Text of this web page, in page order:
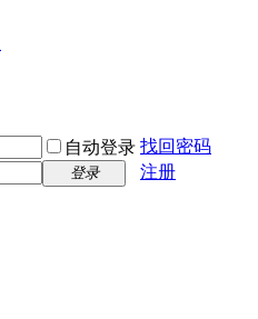
自动登录 找回密码
登录
注册